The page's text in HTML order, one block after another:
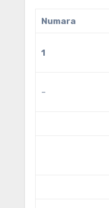
Numara
1
–